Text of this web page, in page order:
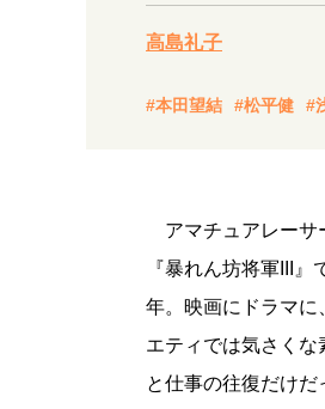
高島礼子
#本田望結 #松平健 #
アマチュアレーサ
『暴れん坊将軍III
年。映画にドラマに
エティでは気さく
と仕事の往復だけ